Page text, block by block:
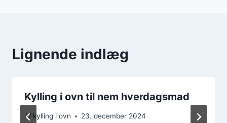
Lignende indlæg
Kylling i ovn til nem hverdagsmad
Af kylling i ovn 23. december 2024